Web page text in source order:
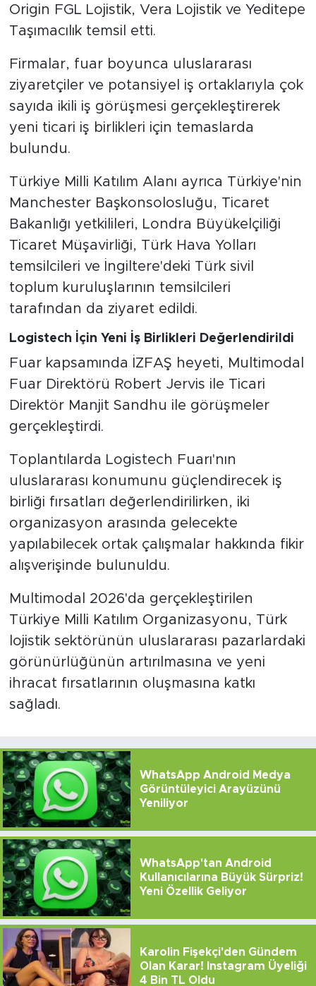
Origin FGL Lojistik, Vera Lojistik ve Yeditepe
Taşımacılık temsil etti.
Firmalar, fuar boyunca uluslararası
ziyaretçiler ve potansiyel iş ortaklarıyla çok
sayıda ikili iş görüşmesi gerçekleştirerek
yeni ticari iş birlikleri için temaslarda
bulundu.
Türkiye Milli Katılım Alanı ayrıca Türkiye'nin
Manchester Başkonsolosluğu, Ticaret
Bakanlığı yetkilileri, Londra Büyükelçiliği
Ticaret Müşavirliği, Türk Hava Yolları
temsilcileri ve İngiltere'deki Türk sivil
toplum kuruluşlarının temsilcileri
tarafından da ziyaret edildi.
Logistech İçin Yeni İş Birlikleri Değerlendirildi
Fuar kapsamında İZFAŞ heyeti, Multimodal
Fuar Direktörü Robert Jervis ile Ticari
Direktör Manjit Sandhu ile görüşmeler
gerçekleştirdi.
Toplantılarda Logistech Fuarı'nın
uluslararası konumunu güçlendirecek iş
birliği fırsatları değerlendirilirken, iki
organizasyon arasında gelecekte
yapılabilecek ortak çalışmalar hakkında fikir
alışverişinde bulunuldu.
Multimodal 2026'da gerçekleştirilen
Türkiye Milli Katılım Organizasyonu, Türk
lojistik sektörünün uluslararası pazarlardaki
görünürlüğünün artırılmasına ve yeni
ihracat fırsatlarının oluşmasına katkı
sağladı.
WhatsApp Android Medya
Görüntüleyici Arayüzünü
Yeniliyor
WhatsApp'tan Android
Kullanıcılarına Büyük Sürpriz!
Yeni Özellik Geliyor
Karolin Fişekçi'den Gündem
Olan Karar! Instagram Üyeliği
4 Bin TL Oldu